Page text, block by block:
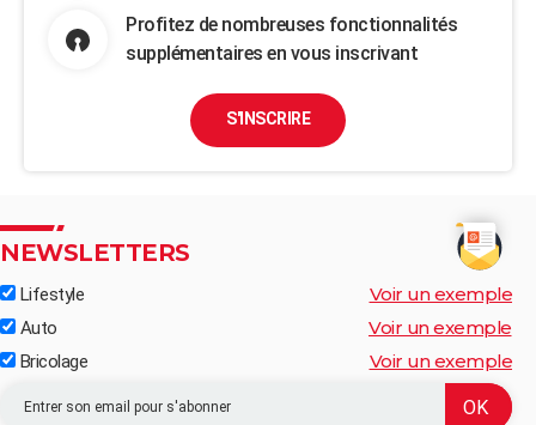
Profitez de nombreuses fonctionnalités
supplémentaires en vous inscrivant
S'INSCRIRE
NEWSLETTERS
Lifestyle Voir un exemple
Auto Voir un exemple
Bricolage Voir un exemple